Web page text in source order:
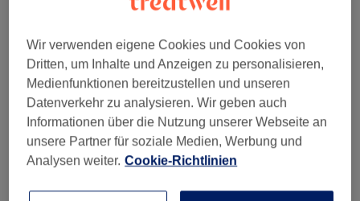
Herren - Haarschnitte & Rasuren (7) ab 10 €
Augenbrauen & Wimpern (4) ab 15 €
Extras (1 )
Wir verwenden eigene Cookies und Cookies von
Dritten, um Inhalte und Anzeigen zu personalisieren,
Medienfunktionen bereitzustellen und unseren
Datenverkehr zu analysieren. Wir geben auch
Informationen über die Nutzung unserer Webseite an
unsere Partner für soziale Medien, Werbung und
Analysen weiter. Cookie-Richtlinien